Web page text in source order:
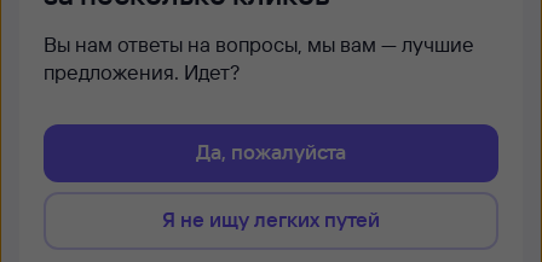
Вы нам ответы на вопросы, мы вам — лучшие
предложения. Идет?
Да, пожалуйста
Я не ищу легких путей